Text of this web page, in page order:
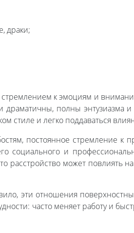
драки;
к эмоциям и
драматичны, полны энтузиазма
стиле и легко поддаваться
постоянное стремление к
социального и
расстройство может повлиять
эти отношения
часто меняет работу и